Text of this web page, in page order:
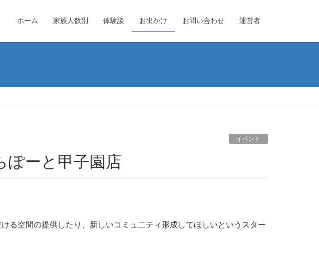
ホーム 家族人数別 体験談 お出かけ お問い合わせ 運営者
イベント
ぽーと甲子園店
る空間の提供したり、新しいコミュ二ティ形成してほしいというスター